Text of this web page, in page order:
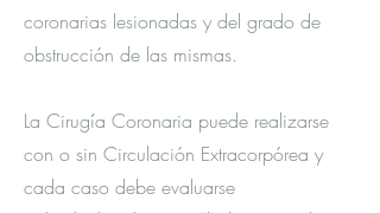
coronarias lesionadas y del grado de
obstrucción de las mismas.
La Cirugía Coronaria puede realizarse
con o sin Circulación Extracorpórea y
cada caso debe evaluarse